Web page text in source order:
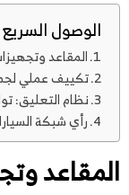
الوصول السريع
المقاعد
تكييف عملي
نظام التعليق:
رأي شبكة
المقاعد